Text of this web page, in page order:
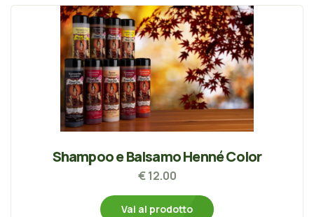
Shampoo e Balsamo Henné Color
€ 12.00
Vai al prodotto